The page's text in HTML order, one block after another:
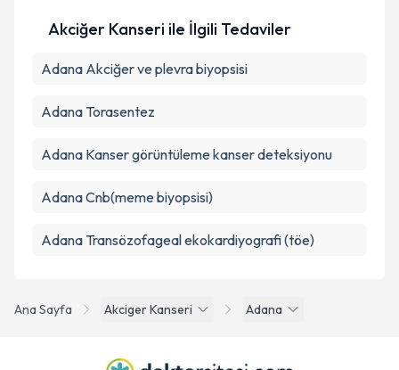
Ana Sayfa Akciger Kanseri Adana
Akciğer Kanseri ile İlgili Tedaviler
Adana Akciğer ve plevra biyopsisi
Adana Torasentez
Adana Kanser görüntüleme kanser deteksiyonu
Adana Cnb(meme biyopsisi)
Adana Transözofageal ekokardiyografi (töe)